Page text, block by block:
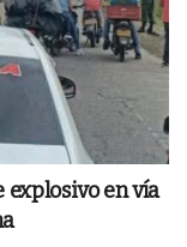
en vía